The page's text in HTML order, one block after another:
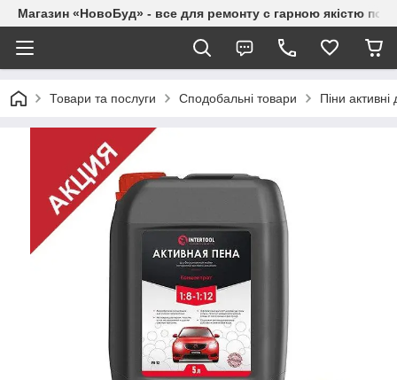
Магазин «НовоБуд» - все для ремонту с гарною якістю по
Товари та послуги Сподобальні товари Піни